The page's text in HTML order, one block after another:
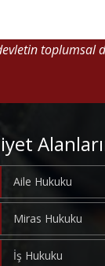
Aile Hukuku
Miras Hukuku
İş Hukuku